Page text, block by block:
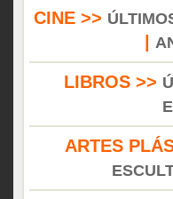
CINE >>
LIBROS >>
ARTES